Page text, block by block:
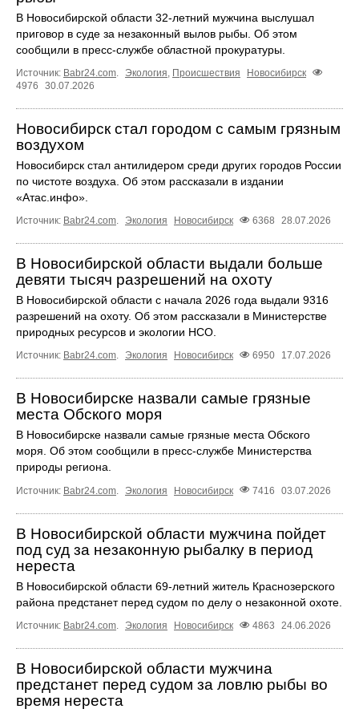
В Новосибирской области 32-летний мужчина выслушал
приговор в суде за незаконный вылов рыбы. Об этом
сообщили в пресс-службе областной прокуратуры.
Источник: Babr24.com. Экология, Происшествия
Новосибирск
4976
30.07.2026
Новосибирск стал городом с самым грязным
воздухом
Новосибирск стал антилидером среди других городов России
по чистоте воздуха. Об этом рассказали в издании
«Атас.инфо».
Источник: Babr24.com. Экология Новосибирск 6368 28.07.2026
В Новосибирской области выдали больше
девяти тысяч разрешений на охоту
В Новосибирской области с начала 2026 года выдали 9316
разрешений на охоту. Об этом рассказали в Министерстве
природных ресурсов и экологии НСО.
Источник: Babr24.com. Экология Новосибирск 6950 17.07.2026
В Новосибирске назвали самые грязные
места Обского моря
В Новосибирске назвали самые грязные места Обского
моря. Об этом сообщили в пресс-службе Министерства
природы региона.
Источник: Babr24.com Экология Новосибирск 7416 03.07.2026
В Новосибирской области мужчина пойдет
под суд за незаконную рыбалку в период
нереста
В Новосибирской области 69-летний житель Краснозерского
района предстанет перед судом по делу о незаконной охоте.
Источник: Babr24.com Экология Новосибирск 4863 24.06.2026
В Новосибирской области мужчина
предстанет перед судом за ловлю рыбы во
время нереста